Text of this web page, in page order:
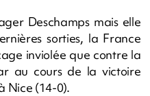
Deschamps mais elle
sorties, la France
inviolée que contre la
au cours de la victoire
Nice (14-0).